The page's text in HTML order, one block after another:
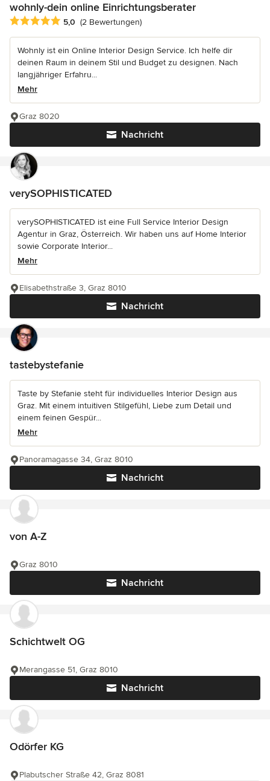
wohnly-dein online Einrichtungsberater
Durchschnittliche Bewertung: 5 von 5 Sternen
5,0 (2 Bewertungen)
Wohnly ist ein Online Interior Design Service. Ich helfe dir
deinen Raum in deinem Stil und Budget zu designen. Nach
langjähriger Erfahru...
Mehr
Nachricht
Graz 8020
verySOPHISTICATED
verySOPHISTICATED ist eine Full Service Interior Design
Agentur in Graz, Österreich. Wir haben uns auf Home Interior
sowie Corporate Interior...
Mehr
Nachricht
Elisabethstraße 3, Graz 8010
tastebystefanie
Taste by Stefanie steht für individuelles Interior Design aus
Graz. Mit einem intuitiven Stilgefühl, Liebe zum Detail und
einem feinen Gespür...
Mehr
Nachricht
Panoramagasse 34, Graz 8010
von A-Z
Nachricht
Graz 8010
Schichtwelt OG
Nachricht
Merangasse 51, Graz 8010
Odörfer KG
Plabutscher Straße 42, Graz 8081